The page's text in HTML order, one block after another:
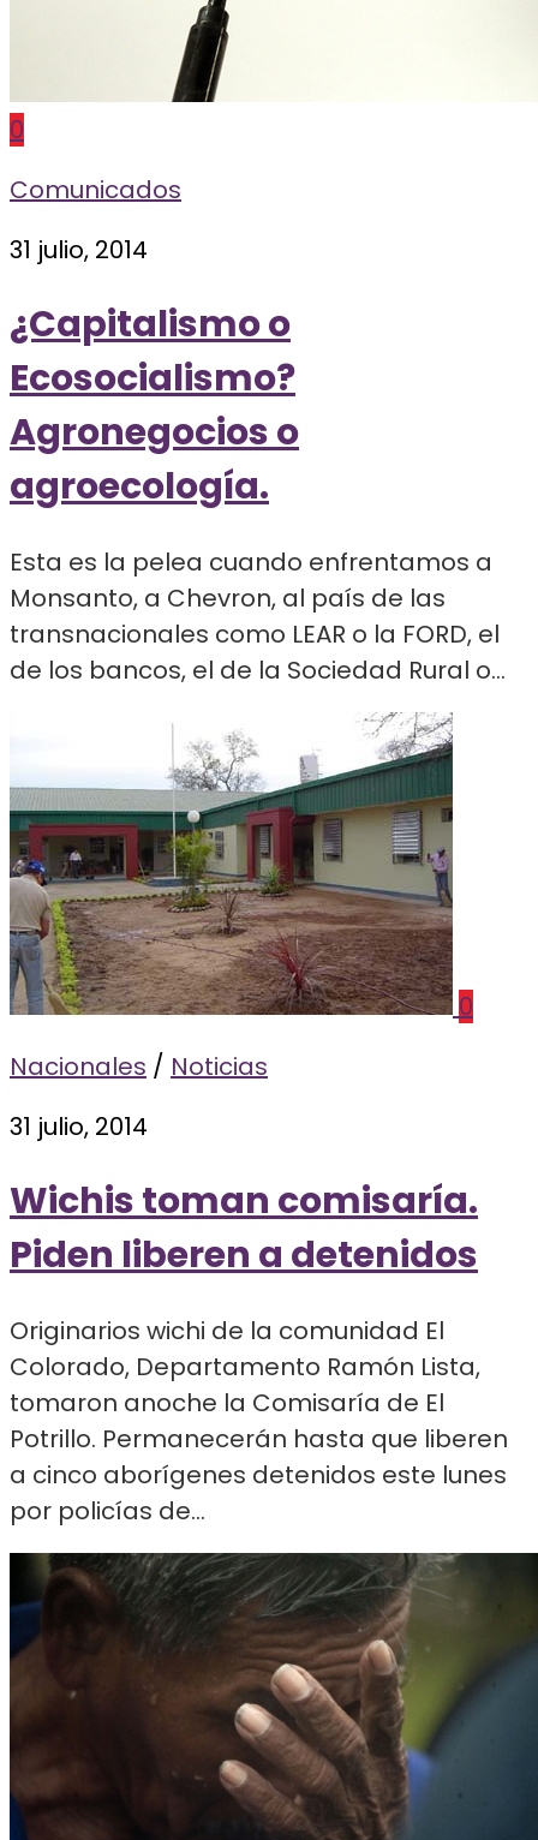
0
Comunicados
31 julio, 2014
¿Capitalismo o
Ecosocialismo?
Agronegocios o
agroecología.
Esta es la pelea cuando enfrentamos a
Monsanto, a Chevron, al país de las
transnacionales como LEAR o la FORD, el
de los bancos, el de la Sociedad Rural o...
0
Nacionales / Noticias
31 julio, 2014
Wichis toman comisaría.
Piden liberen a detenidos
Originarios wichi de la comunidad El
Colorado, Departamento Ramón Lista,
tomaron anoche la Comisaría de El
Potrillo. Permanecerán hasta que liberen
a cinco aborígenes detenidos este lunes
por policías de...